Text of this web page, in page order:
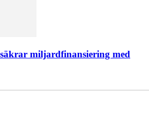
miljardfinansiering med